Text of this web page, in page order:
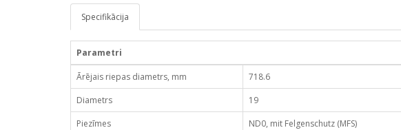
Specifikācija
Parametri
Ārējais riepas diametrs, mm
718.6
Diametrs
19
Piezīmes
ND0, mit Felgenschutz (MFS)